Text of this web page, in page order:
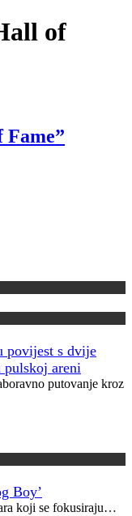
of
Fame”
povijest s dvije
pulskoj areni
putovanje kroz
Boy’
koji se fokusiraju…